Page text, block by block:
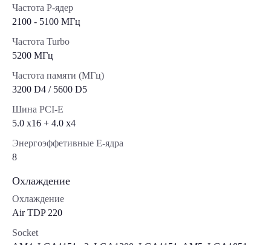
Частота P-ядер
2100 - 5100 МГц
Частота Turbo
5200 МГц
Частота памяти (МГц)
3200 D4 / 5600 D5
Шина PCI-E
5.0 x16 + 4.0 х4
Энергоэффетивные E-ядра
8
Охлаждение
Охлаждение
Air TDP 220
Socket